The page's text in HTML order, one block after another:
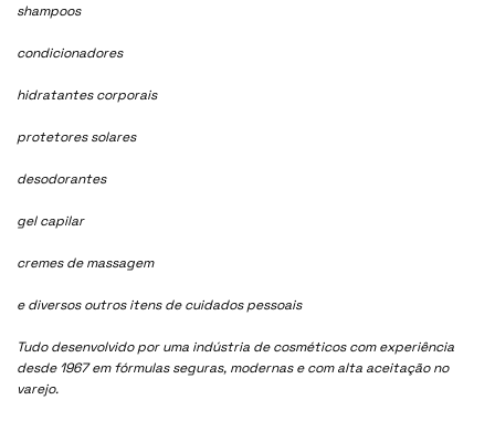
shampoos
condicionadores
hidratantes corporais
protetores solares
desodorantes
gel capilar
cremes de massagem
e diversos outros itens de cuidados pessoais
Tudo desenvolvido por uma indústria de cosméticos com experiência
desde 1967 em fórmulas seguras, modernas e com alta aceitação no
varejo.